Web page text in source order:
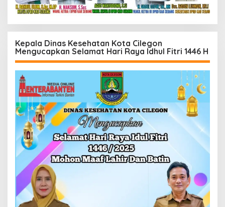
Kepala Dinas Kesehatan Kota Cilegon
Mengucapkan Selamat Hari Raya Idhul Fitri 1446 H